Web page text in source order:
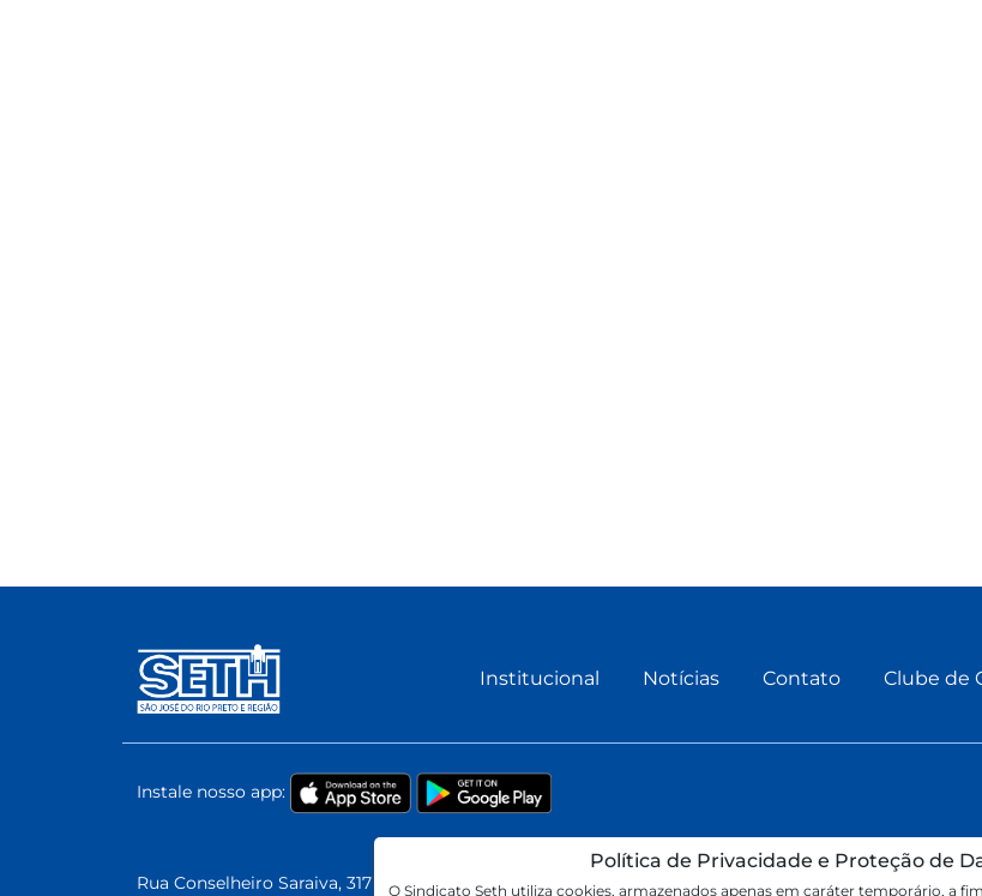
Institucional Notícias Contato Clube de
Instale nosso app:
Rua Conselheiro Saraiva, 317 | Vila Ercilia | São José do Rio Preto - SP
Política de Privacidade e Proteção de
O Sindicato Seth utiliza cookies, armazenados apenas em caráter temporário, a